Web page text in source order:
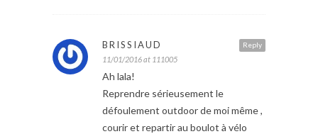
Reply
BRISSIAUD
11/01/2016 at 111005
Ah lala!
Reprendre sérieusement le
défoulement outdoor de moi même ,
courir et repartir au boulot à vélo